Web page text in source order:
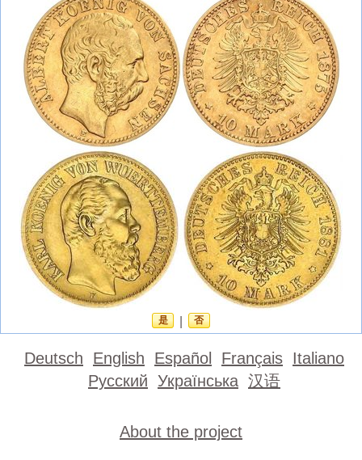
是 否
Deutsch English Español Français Italiano
Русский Українська 汉语
About the project